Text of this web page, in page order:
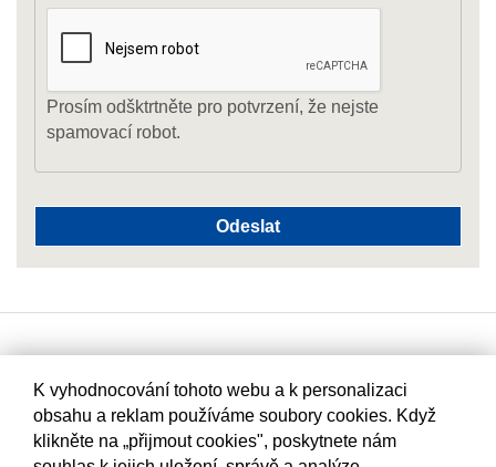
Prosím odšktrtněte pro potvrzení, že nejste
spamovací robot.
K vyhodnocování tohoto webu a k personalizaci
obsahu a reklam používáme soubory cookies. Když
klikněte na „přijmout cookies", poskytnete nám